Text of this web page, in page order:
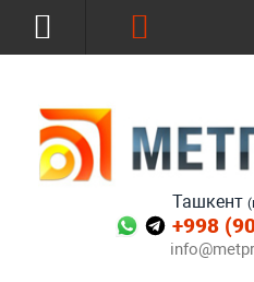
Ташкент
+998